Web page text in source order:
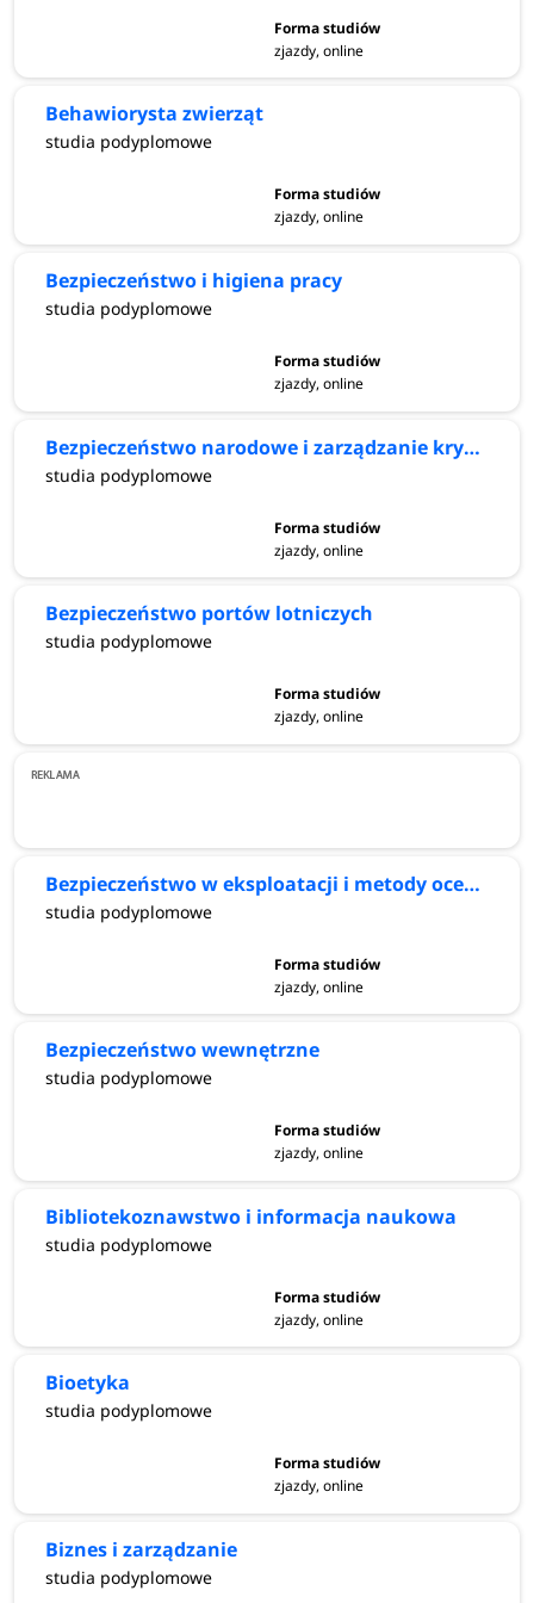
zjazdy, online
Behawiorysta zwierząt
studia podyplomowe
zjazdy, online
Bezpieczeństwo i higiena pracy
studia podyplomowe
zjazdy, online
Bezpieczeństwo narodowe i zarządzanie kryzysowe
studia podyplomowe
zjazdy, online
Bezpieczeństwo portów lotniczych
studia podyplomowe
zjazdy, online
Bezpieczeństwo w eksploatacji i metody oceny stanu technicznego maszyn
studia podyplomowe
zjazdy, online
Bezpieczeństwo wewnętrzne
studia podyplomowe
zjazdy, online
Bibliotekoznawstwo i informacja naukowa
studia podyplomowe
zjazdy, online
Bioetyka
studia podyplomowe
zjazdy, online
Biznes i zarządzanie
studia podyplomowe